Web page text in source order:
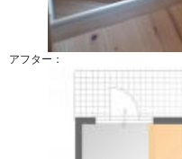
アフター：